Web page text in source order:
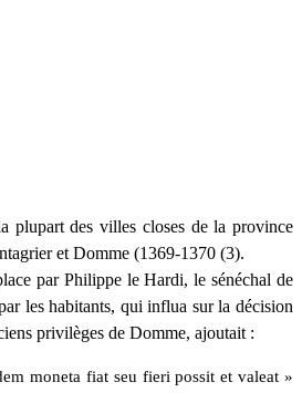
plupart des villes closes de la province
et Domme (1369-1370 (3).
par Philippe le Hardi, le sénéchal de
les habitants, qui influa sur la décision
privilèges de Domme, ajoutait :
moneta fiat seu fieri possit et valeat »